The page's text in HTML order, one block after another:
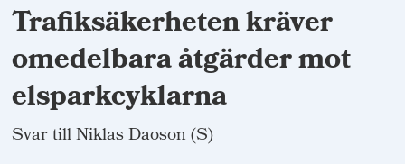
Trafiksäkerheten kräver
omedelbara åtgärder mot
elsparkcyklarna
Svar till Niklas Daoson (S)